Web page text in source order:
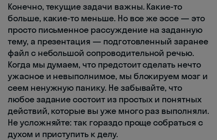
Конечно, текущие задачи важны. Какие-то
больше, какие-то меньше. Но все же эссе — это
просто письменное рассуждение на заданную
тему, а презентация — подготовленный заранее
файл с небольшой сопроводительной речью.
Когда мы думаем, что предстоит сделать нечто
ужасное и невыполнимое, мы блокируем мозг и
сеем ненужную панику. Не забывайте, что
любое задание состоит из простых и понятных
действий, которые вы уже много раз выполняли.
Не усложняйте: так гораздо проще собраться с
духом и приступить к делу.